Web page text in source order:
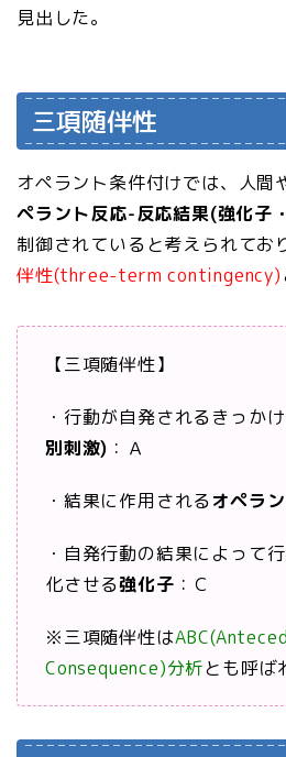
見出した。
三項随伴性
オペラント条件付けでは、人間
ペラント反応-反応結果(強化子
制御されていると考えられてお
伴性(three-term contingency)
【三項随伴性】
・行動が自発されるきっか
別刺激) ：Ａ
・結果に作用されるオペラ
・自発行動の結果によって
化させる強化子 ：Ｃ
※三項随伴性は
Consequence)分析とも呼ば